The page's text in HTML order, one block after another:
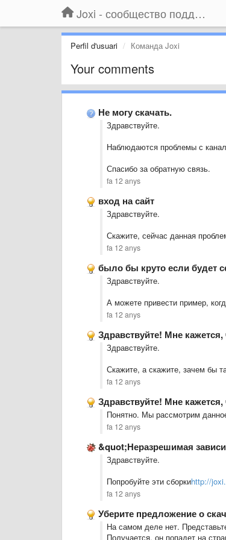
Joxi - сообщество поддержки
Perfil d'usuari Команда Joxi
Your comments
Не могу скачать.
Здравствуйте.
Наблюдаются проблемы с
Спасибо за обратную связь.
fa 12 anys
вход на сайт
Здравствуйте.
Скажите, сейчас данная
fa 12 anys
было бы круто если будет
Здравствуйте.
А можете привести пример,
fa 12 anys
Здравствуйте! Мне
Здравствуйте.
Скажите, а скажите, зачем бы
fa 12 anys
Здравствуйте! Мне
Понятно. Мы рассмотрим
fa 12 anys
&quot;Неразрешимая
Здравствуйте.
Попробуйте эти сборкиhttp://
fa 12 anys
Уберите предложение о
На самом деле нет.
Получается, он попадет на